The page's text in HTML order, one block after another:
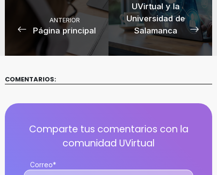
ANTERIOR
Página principal
UVirtual y la
Universidad de
Salamanca
COMENTARIOS:
Correo*